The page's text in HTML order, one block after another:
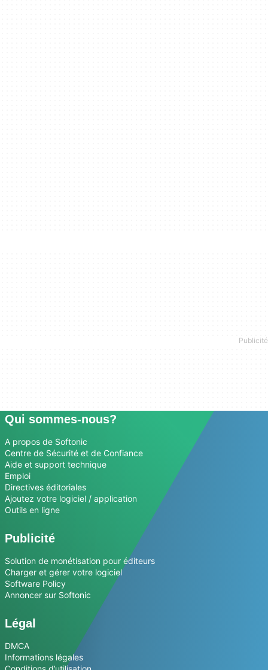
Qui sommes-nous?
A propos de Softonic
Centre de Sécurité et de Confiance
Aide et support technique
Emploi
Directives éditoriales
Ajoutez votre logiciel / application
Outils en ligne
Publicité
Solution de monétisation pour éditeurs
Charger et gérer votre logiciel
Software Policy
Annoncer sur Softonic
Légal
DMCA
Informations légales